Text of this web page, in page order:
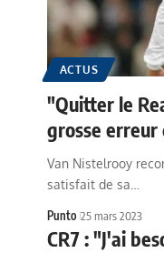
ACTUS
"Quitter le
grosse
Van Nistelrooy
satisfait de sa…
Punto 25 mars 2023
CR7 : "J'ai